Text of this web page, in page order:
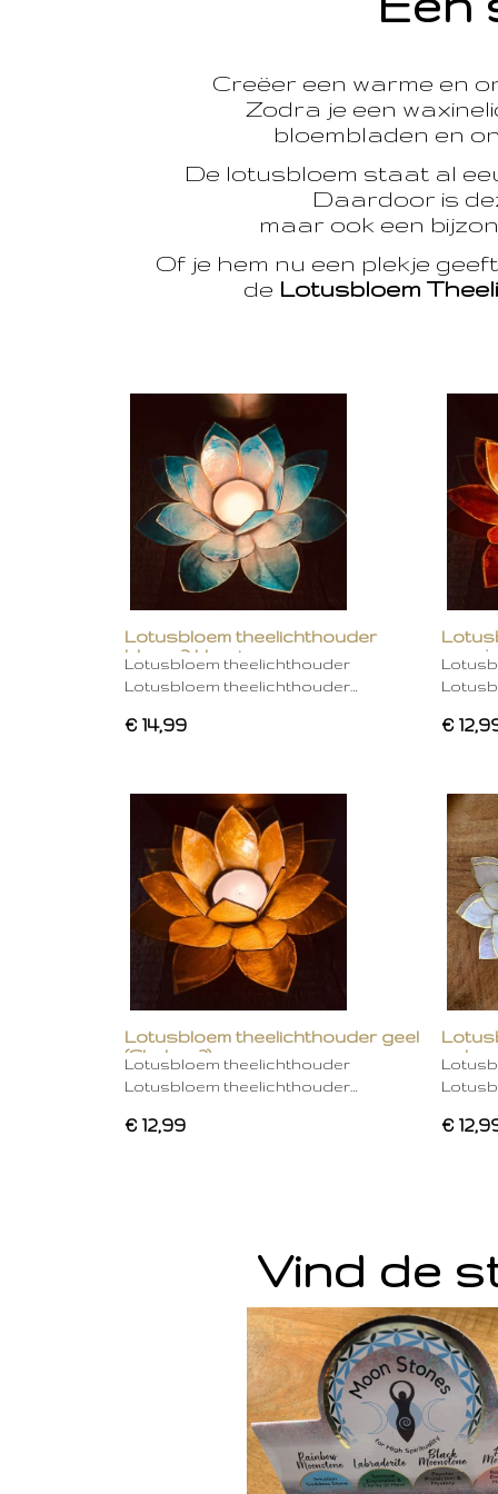
Creëer een warme en
Zodra je een
bloembladen en
De lotusbloem staat al
Daardoor is
maar ook een
Of je hem nu een plekje
de Lotusbloem
Lotusbloem theelichthouder
blauw 2 kleurig
Lotusbloem theelichthouder
Lotusbloem theelichthouder…
€ 14,99 €
Lotusbloem theelichthouder geel
(Chakra 3)
Lotusbloem theelichthouder
Lotusbloem theelichthouder…
€ 12,99 €
Vind de